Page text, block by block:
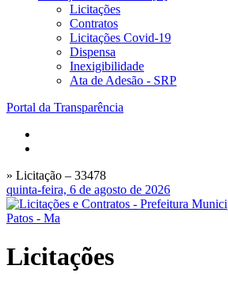
Licitações
Contratos
Licitações Covid-19
Dispensa
Inexigibilidade
Ata de Adesão - SRP
Portal da Transparência
» Licitação – 33478
quinta-feira, 6 de agosto de 2026
Licitações